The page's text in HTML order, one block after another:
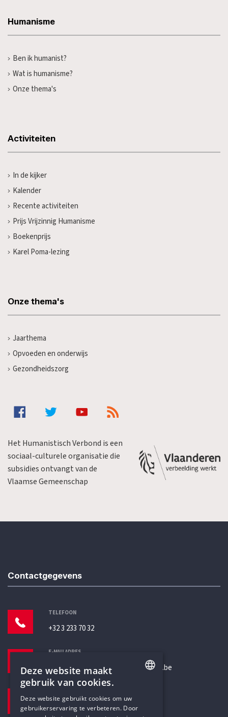
Humanisme
Ben ik humanist?
Wat is humanisme?
Onze thema's
Activiteiten
In de kijker
Kalender
Recente activiteiten
Prijs Vrijzinnig Humanisme
Boekenprijs
Karel Poma-lezing
Onze thema's
Jaarthema
Opvoeden en onderwijs
Gezondheidszorg
Het Humanistisch Verbond is een
sociaal-culturele organisatie die
subsidies ontvangt van de
Vlaamse Gemeenschap
Contactgegevens
TELEFOON
+32 3 233 70 32
E-MAILADRES
secretariaat@humanistischverbond.be
Pottenbrug 4
DUTCH
Deze website maakt
gebruik van cookies.
Deze website gebruikt cookies om uw
gebruikerservaring te verbeteren. Door